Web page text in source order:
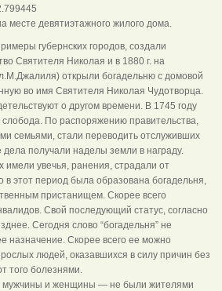
месте девятиэтажного жилого дома.
губернских городов, создали
Святителя Николая и в 1880 г. на
открыли богадельню с домовой
во имя Святителя Николая Чудотворца.
о другом времени. В 1745 году
слобода. По распоряжению правительства,
семьями, стали переводить отслуживших
получали наделы земли в награду.
увечья, ранения, страдали от
в этот период была образована богадельня,
пристанищем. Скорее всего
Свой последующий статус, согласно
Сегодня слово “богадельня” не
назначение. Скорее всего ее можно
людей, оказавшихся в силу причин без
того болезнями.
мужчины и женщины — не были жителями